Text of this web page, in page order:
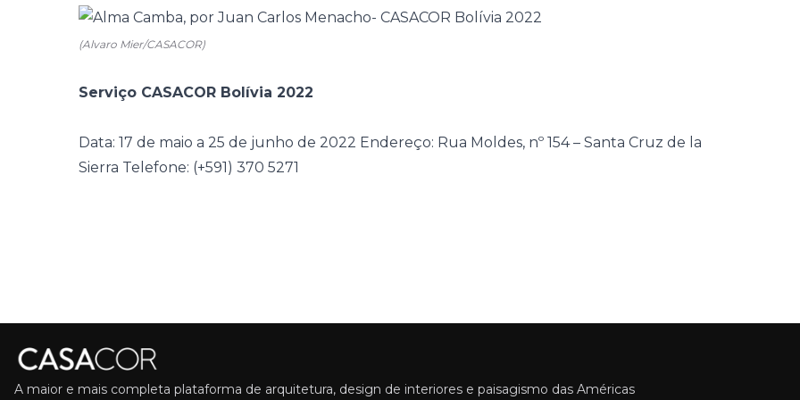
(Alvaro Mier/CASACOR)
Serviço CASACOR Bolívia 2022
Data: 17 de maio a 25 de junho de 2022 Endereço: Rua Moldes, nº 154 – Santa Cruz de la
Sierra Telefone: (+591) 370 5271
A maior e mais completa plataforma de arquitetura, design de interiores e paisagismo das Américas